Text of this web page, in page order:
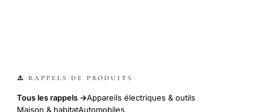
⚠️ RAPPELS DE PRODUITS
Tous les rappels →Appareils électriques & outils
Maison & habitatAutomobiles